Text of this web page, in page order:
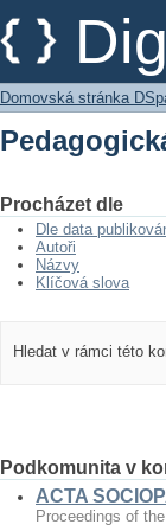
Domovská stránka
Procházet dle
Dle data
Autoři
Názvy
Klíčová slova
Hledat v rámci této
Podkomunita v
ACTA
Proceedings of